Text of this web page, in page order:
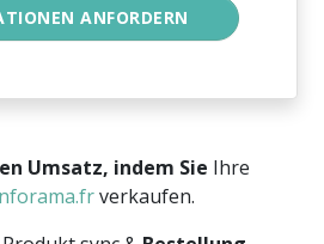
Umsatz, indem Sie Ihre
verkaufen.